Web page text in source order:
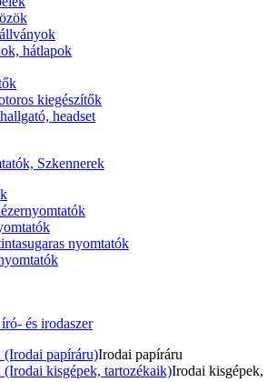
hátlapok
kiegészítők
headset
Szkennerek
nyomtatók
és irodaszer
(Irodai papíráru)Irodai papíráru
(Irodai kisgépek, tartozékaik)Irodai kisgépek,